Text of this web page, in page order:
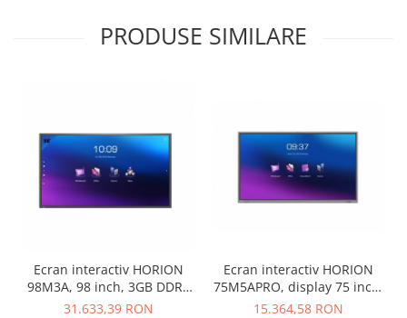
PRODUSE SIMILARE
Ecran interactiv HORION
98M3A, 98 inch, 3GB DDR4
+ 32GB Standard, Android
31.633,39 RON
Ecran interactiv HORION
75M5APRO, display 75 inch,
GB DDR4 + 64GB Standard
15.364,58 RON